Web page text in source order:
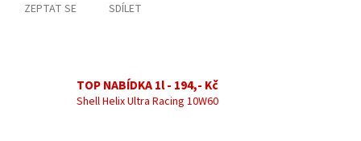
ZEPTAT SE SDÍLET
TOP NABÍDKA 1l - 194,- Kč
Shell Helix Ultra Racing 10W60